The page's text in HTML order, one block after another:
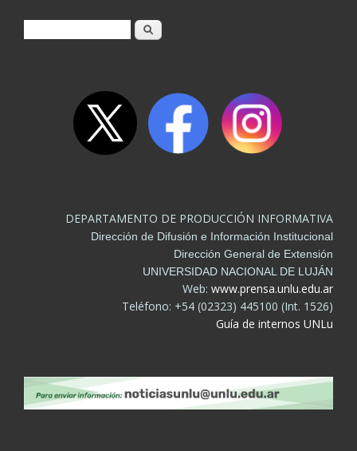
Formulario de búsqueda
Buscar
DEPARTAMENTO DE PRODUCCIÓN INFORMATIVA
Dirección de Difusión e Información Institucional
Dirección General de Extensión
UNIVERSIDAD NACIONAL DE LUJÁN
Web: www.prensa.unlu.edu.ar
Teléfono: +54 (02323) 445100 (Int. 1526)
Guía de internos UNLu